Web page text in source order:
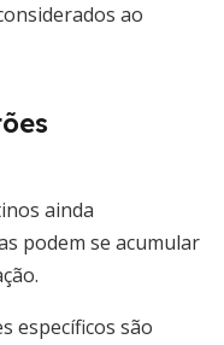
ao
ainda
podem se acumular
específicos são